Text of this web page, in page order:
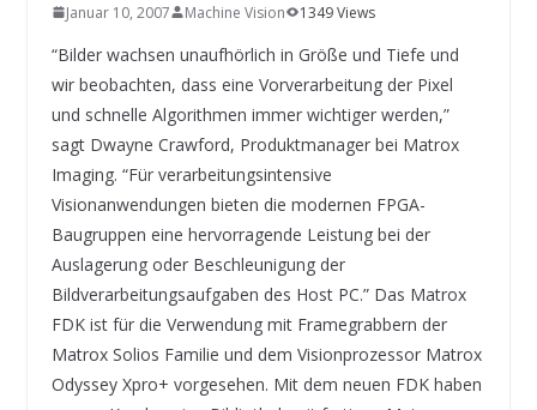
Januar 10, 2007 Machine Vision 1349 Views
“Bilder wachsen unaufhörlich in Größe und Tiefe und
wir beobachten, dass eine Vorverarbeitung der Pixel
und schnelle Algorithmen immer wichtiger werden,”
sagt Dwayne Crawford, Produktmanager bei Matrox
Imaging. “Für verarbeitungsintensive
Visionanwendungen bieten die modernen FPGA-
Baugruppen eine hervorragende Leistung bei der
Auslagerung oder Beschleunigung der
Bildverarbeitungsaufgaben des Host PC.” Das Matrox
FDK ist für die Verwendung mit Framegrabbern der
Matrox Solios Familie und dem Visionprozessor Matrox
Odyssey Xpro+ vorgesehen. Mit dem neuen FDK haben